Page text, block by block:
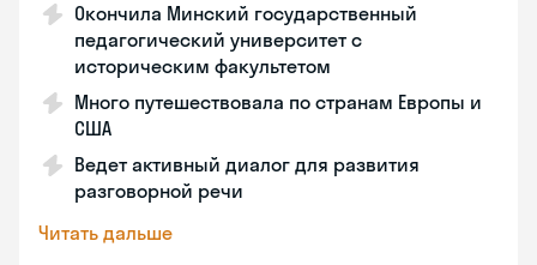
Окончила Минский государственный
педагогический университет с
историческим факультетом
Много путешествовала по странам Европы и
США
Ведет активный диалог для развития
разговорной речи
Читать дальше